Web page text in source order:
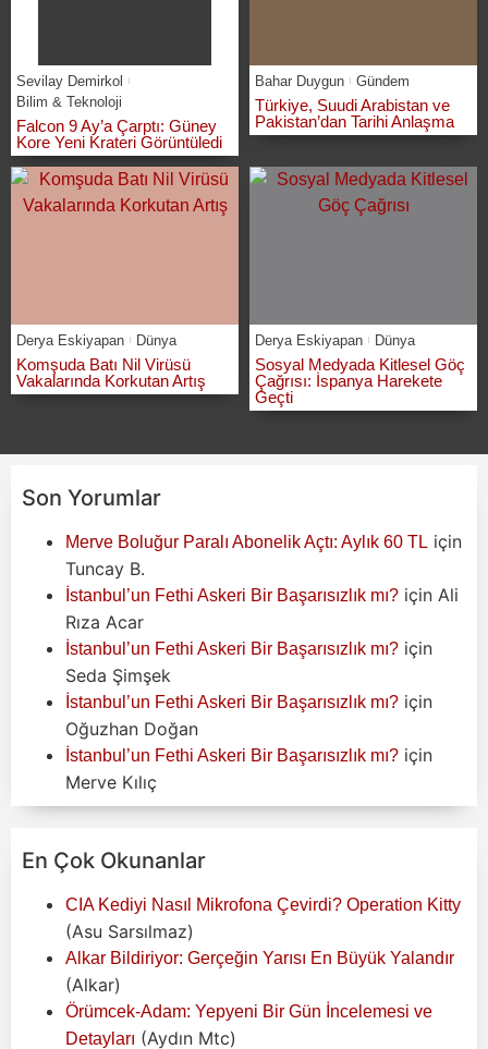
Sevilay Demirkol
Bilim & Teknoloji
Falcon 9 Ay’a Çarptı: Güney
Kore Yeni Krateri Görüntüledi
Bahar Duygun Gündem
Türkiye, Suudi Arabistan ve
Pakistan’dan Tarihi Anlaşma
Derya Eskiyapan Dünya
Komşuda Batı Nil Virüsü
Vakalarında Korkutan Artış
Derya Eskiyapan Dünya
Sosyal Medyada Kitlesel Göç
Çağrısı: İspanya Harekete
Geçti
Son Yorumlar
Merve Boluğur Paralı Abonelik Açtı: Aylık 60 TL için
Tuncay B.
İstanbul’un Fethi Askeri Bir Başarısızlık mı? için Ali
Rıza Acar
İstanbul’un Fethi Askeri Bir Başarısızlık mı? için
Seda Şimşek
İstanbul’un Fethi Askeri Bir Başarısızlık mı? için
Oğuzhan Doğan
İstanbul’un Fethi Askeri Bir Başarısızlık mı? için
Merve Kılıç
En Çok Okunanlar
CIA Kediyi Nasıl Mikrofona Çevirdi? Operation Kitty
(Asu Sarsılmaz)
Alkar Bildiriyor: Gerçeğin Yarısı En Büyük Yalandır
(Alkar)
Örümcek-Adam: Yepyeni Bir Gün İncelemesi ve
Detayları (Aydın Mtc)